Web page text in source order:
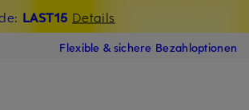
LAST15 Details
sichern
Flexible & sichere Bezahloptionen